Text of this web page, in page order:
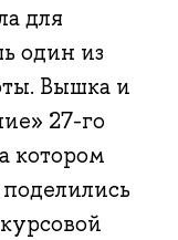
для
один из
Вышка и
27-го
котором